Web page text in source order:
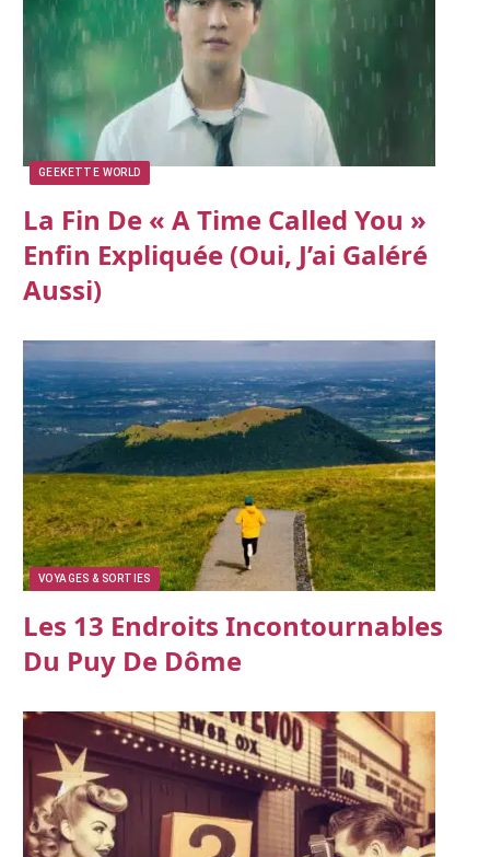
GEEKETTE WORLD
La Fin De « A Time Called You »
Enfin Expliquée (oui, J’ai Galéré
Aussi)
VOYAGES & SORTIES
Les 13 Endroits Incontournables
Du Puy De Dôme